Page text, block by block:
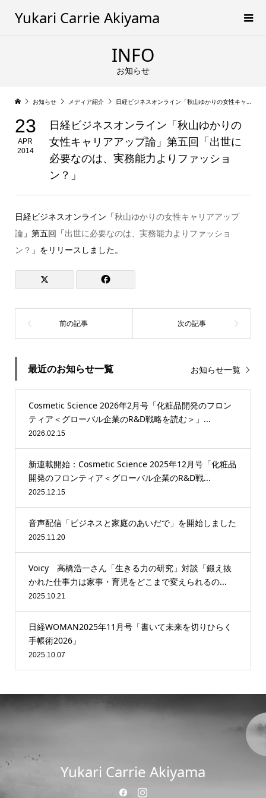
Yukari Carrie Akiyama
INFO
お知らせ
お知らせ メディア紹介 日経ビジネスオンライン「秋山ゆかりの女性キャリアアップ論」第五回「出世に必要なのは、実務能力よりファッション？」
23
APR
2014
日経ビジネスオンライン「秋山ゆかりの
女性キャリアアップ論」第五回「出世に
必要なのは、実務能力よりファッショ
ン？」
日経ビジネスオンライン「秋山ゆかりの女性キャリアアップ
論」第五回「出世に必要なのは、実務能力よりファッショ
ン？ 」をリリースしました。
最近のお知らせ一覧 お知らせ一覧
Cosmetic Science 2026年2月号「化粧品開発のフロン
ティア＜グローバル企業のR&D戦略を読む＞」...
2026.02.15
新連載開始：Cosmetic Science 2025年12月号「化粧品
開発のフロンティア＜グローバル企業のR&D戦...
2025.12.15
音声配信「ビジネスと家庭のあいだで」を開始しました
2025.11.20
Voicy 高橋浩一さん「生きる力の研究」対談「鍛え抜
かれた仕事力は家事・育児をどこまで変えられるの...
2025.10.21
日経WOMAN2025年11月号「書いて未来を切りひらく
手帳術2026」
2025.10.07
Yukari Carrie Akiyama